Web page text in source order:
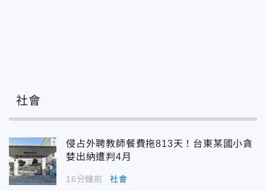
社會
侵占外聘教師餐費拖813天！台東某國小貪
婪出納遭判4月
16分鐘前 社會